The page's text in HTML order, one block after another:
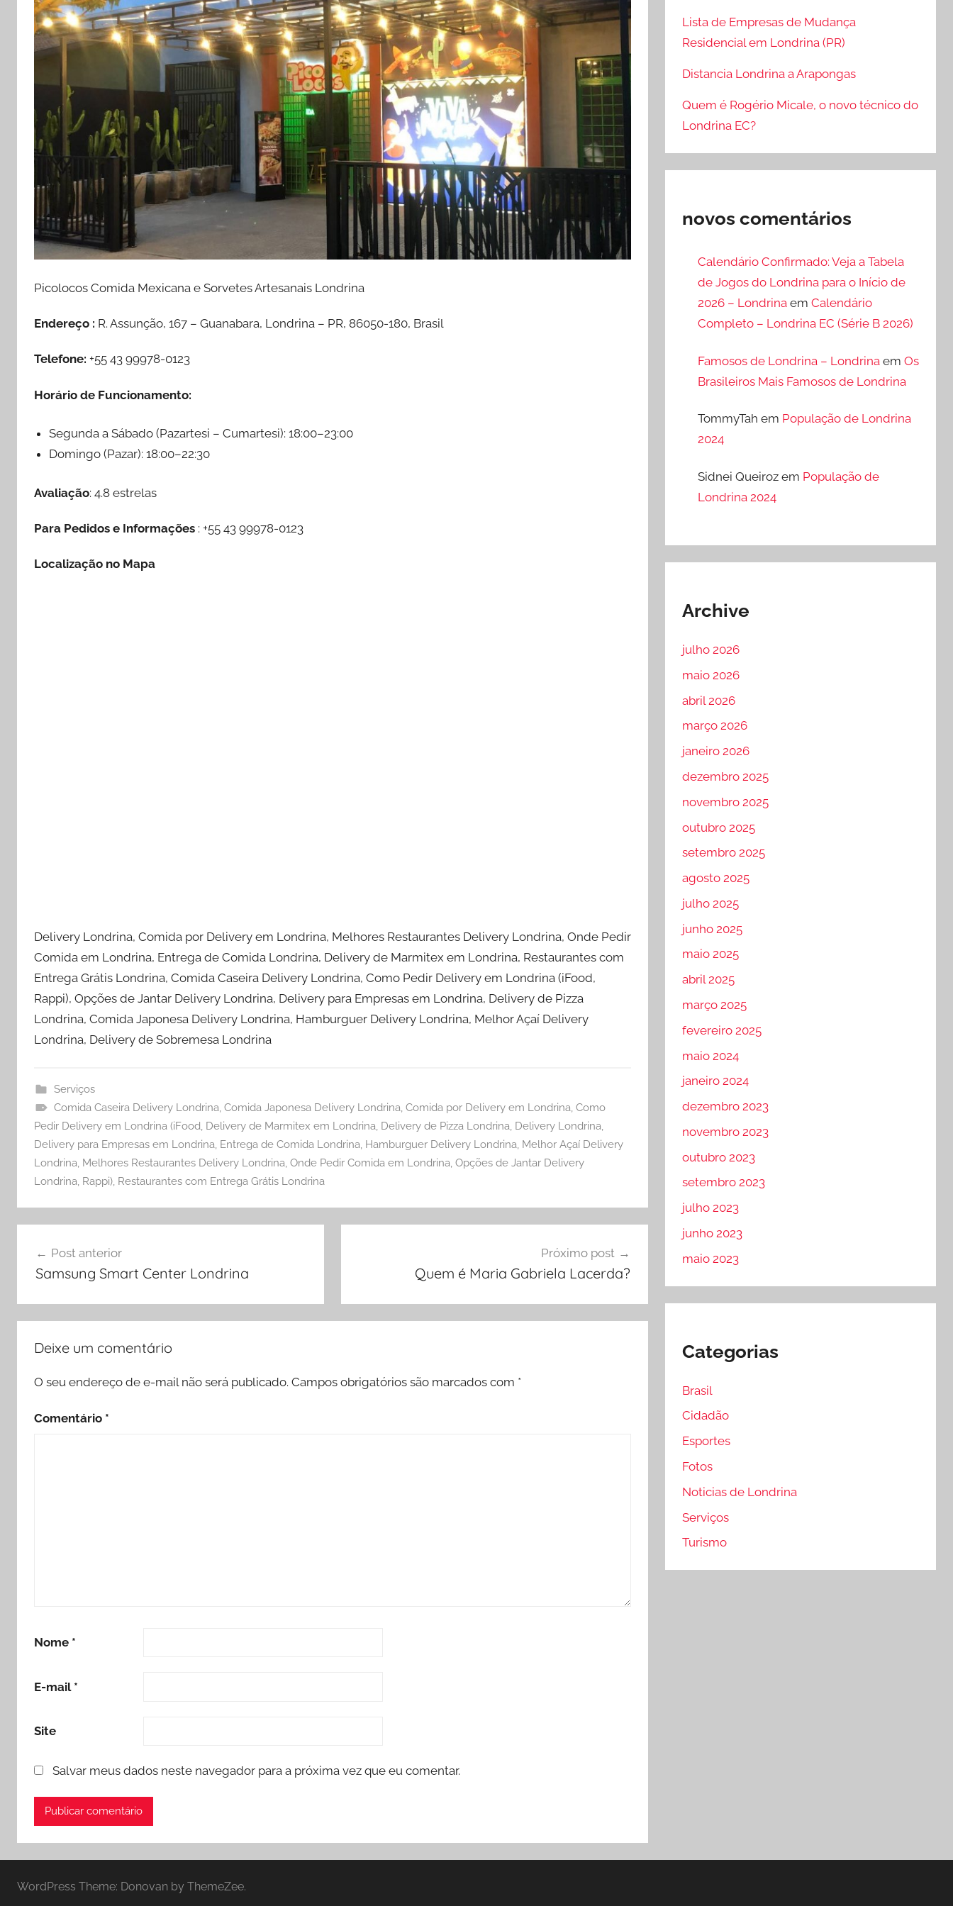
Picolocos Comida Mexicana e Sorvetes Artesanais Londrina
Endereço : R. Assunção, 167 – Guanabara, Londrina – PR, 86050-180, Brasil
Telefone: +55 43 99978-0123
Horário de Funcionamento:
Segunda a Sábado (Pazartesi – Cumartesi): 18:00–23:00
Domingo (Pazar): 18:00–22:30
Avaliação: 4.8 estrelas
Para Pedidos e Informações : +55 43 99978-0123
Localização no Mapa
Delivery Londrina, Comida por Delivery em Londrina, Melhores Restaurantes Delivery Londrina, Onde Pedir
Comida em Londrina, Entrega de Comida Londrina, Delivery de Marmitex em Londrina, Restaurantes com
Entrega Grátis Londrina, Comida Caseira Delivery Londrina, Como Pedir Delivery em Londrina (iFood,
Rappi), Opções de Jantar Delivery Londrina, Delivery para Empresas em Londrina, Delivery de Pizza
Londrina, Comida Japonesa Delivery Londrina, Hamburguer Delivery Londrina, Melhor Açaí Delivery
Londrina, Delivery de Sobremesa Londrina
Serviços
Comida Caseira Delivery Londrina, Comida Japonesa Delivery Londrina, Comida por Delivery em Londrina, Como
Pedir Delivery em Londrina (iFood, Delivery de Marmitex em Londrina, Delivery de Pizza Londrina, Delivery Londrina,
Delivery para Empresas em Londrina, Entrega de Comida Londrina, Hamburguer Delivery Londrina, Melhor Açaí Delivery
Londrina, Melhores Restaurantes Delivery Londrina, Onde Pedir Comida em Londrina, Opções de Jantar Delivery
Londrina, Rappi), Restaurantes com Entrega Grátis Londrina
de
Post anterior
Samsung Smart Center Londrina
Próximo post
Quem é Maria Gabriela Lacerda?
Deixe um comentário
O seu endereço de e-mail não será publicado. Campos obrigatórios são marcados com *
Comentário *
Nome *
E-mail *
Site
Salvar meus dados neste navegador para a próxima vez que eu comentar.
Lista de Empresas de Mudança
Residencial em Londrina (PR)
Distancia Londrina a Arapongas
Quem é Rogério Micale, o novo técnico do
Londrina EC?
novos comentários
Calendário Confirmado: Veja a Tabela
de Jogos do Londrina para o Início de
2026 – Londrina em Calendário
Completo – Londrina EC (Série B 2026)
Famosos de Londrina – Londrina em Os
Brasileiros Mais Famosos de Londrina
TommyTah em População de Londrina
2024
Sidnei Queirozem População de
Londrina 2024
Archive
julho 2026
maio 2026
abril 2026
março 2026
janeiro 2026
dezembro 2025
novembro 2025
outubro 2025
setembro 2025
agosto 2025
julho 2025
junho 2025
maio 2025
abril 2025
março 2025
fevereiro 2025
maio 2024
janeiro 2024
dezembro 2023
novembro 2023
outubro 2023
setembro 2023
julho 2023
junho 2023
maio 2023
Categorias
Brasil
Cidadão
Esportes
Fotos
Noticias de Londrina
Serviços
Turismo
WordPress Theme: Donovan by ThemeZee.